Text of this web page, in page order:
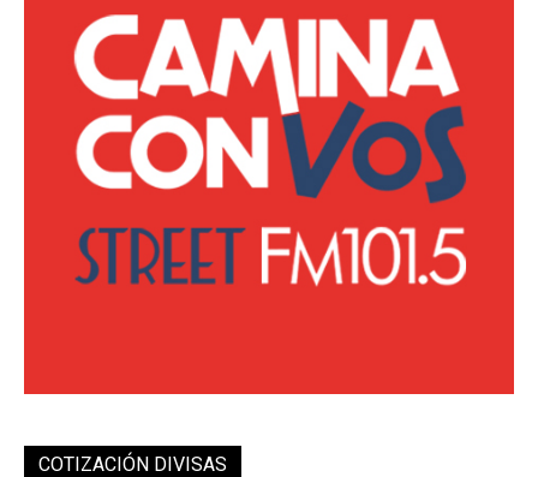
COTIZACIÓN DIVISAS